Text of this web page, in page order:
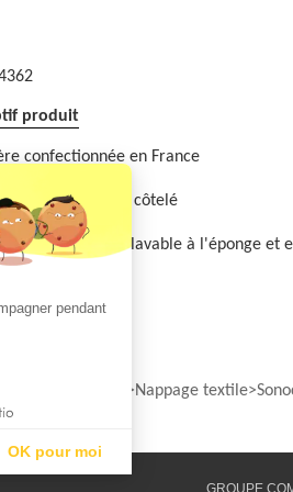
produit
confectionnée en France
polyester velours côtelé
facile d'entretien: lavable à l'éponge et
par:6 Unité
Nappage textile
GROUPE
pendant
OK pour moi